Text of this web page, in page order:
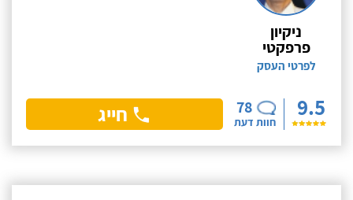
ניקיון
פרפקטי
לפרטי העסק
9.5
78
חוות דעת חייג